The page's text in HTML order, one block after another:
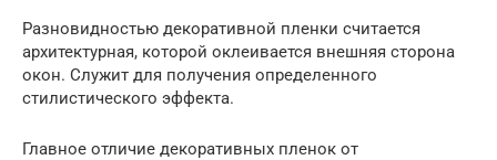
Разновидностью декоративной пленки считается
архитектурная, которой оклеивается внешняя сторона
окон. Служит для получения определенного
стилистического эффекта.
Главное отличие декоративных пленок от